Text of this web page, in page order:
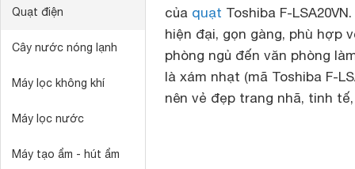
Quạt điện
Cây nước nóng lạnh
Máy lọc không khí
Máy lọc nước
Máy tạo ẩm - hút ẩm
của quạt Toshiba F-
hiện đại, gọn gàng, phù hợp
phòng ngủ đến văn phòng
là xám nhạt (mã Toshiba F-
nên vẻ đẹp trang nhã, tinh